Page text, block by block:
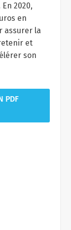
2020,
en
assurer la
et
son
PDF